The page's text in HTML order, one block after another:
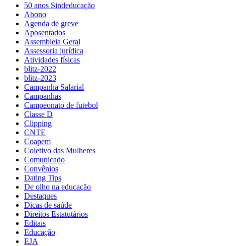
50 anos Sindeducação
Abono
Agenda de greve
Aposentados
Assembleia Geral
Assessoria jurídica
Atividades físicas
blitz-2022
blitz-2023
Campanha Salarial
Campanhas
Campeonato de futebol
Classe D
Clipping
CNTE
Coapem
Coletivo das Mulheres
Comunicado
Convênios
Dating Tips
De olho na educação
Destaques
Dicas de saúde
Direitos Estatutários
Editais
Educação
EJA